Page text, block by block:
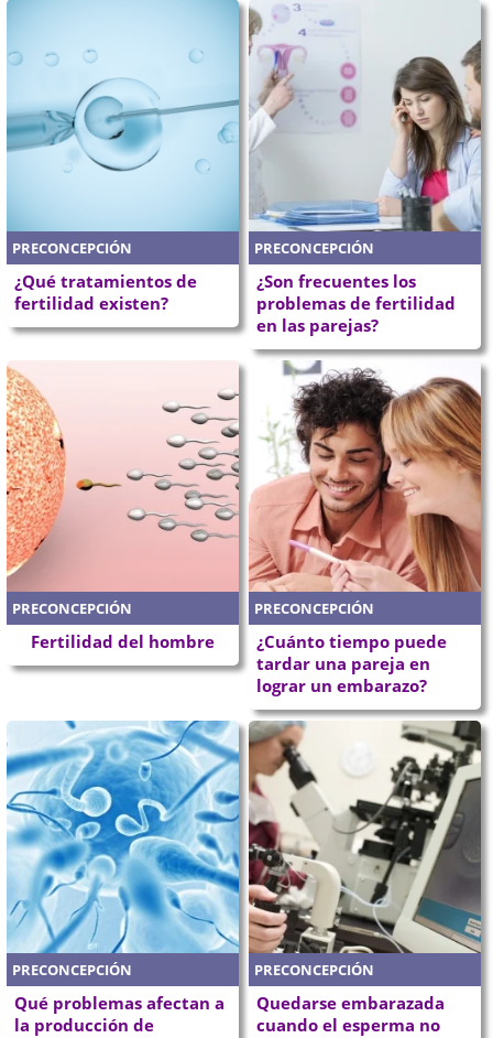
PRECONCEPCIÓN
¿Qué tratamientos de
fertilidad existen?
PRECONCEPCIÓN
¿Son frecuentes los
problemas de fertilidad
en las parejas?
PRECONCEPCIÓN
Fertilidad del hombre
PRECONCEPCIÓN
¿Cuánto tiempo puede
tardar una pareja en
lograr un embarazo?
PRECONCEPCIÓN
Qué problemas afectan a
la producción de
PRECONCEPCIÓN
Quedarse embarazada
cuando el esperma no